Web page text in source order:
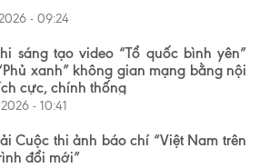
- 09:24
sáng tạo video “Tổ quốc bình yên”
xanh” không gian mạng bằng nội
cực, chính thống
- 10:41
Cuộc thi ảnh báo chí “Việt Nam trên
đổi mới”